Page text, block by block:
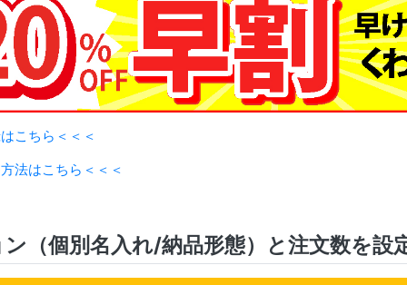
こちら＜＜＜
法はこちら＜＜＜
（個別名入れ/納品形態）と注文数を設